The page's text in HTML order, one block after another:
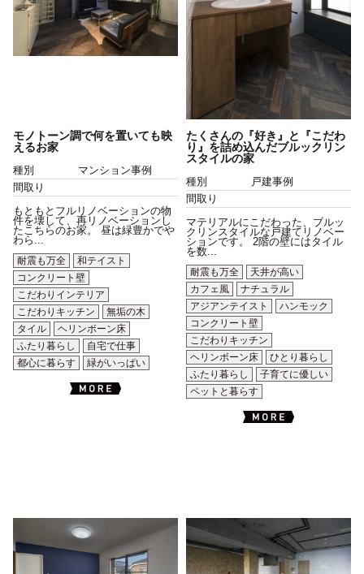
モノトーン調で何を置いても映
えるお家
種別
マンション事例
間取り
もともとフルリノベーションの物
件を壊して、再リノベーションし
たこちらのお家。 昼は緑豊かでや
わら...
耐震も万全
和テイスト
コンクリート壁
こだわりインテリア
こだわりキッチン
無垢の木
タイル
ヘリンボーン床
ふたり暮らし
自宅で仕事
都心に暮らす
緑がいっぱい
たくさんの『好き』と『こだわ
り』を詰め込んだブルックリン
スタイルの家
種別
戸建事例
間取り
マテリアルにこだわった、ブルッ
クリンスタイルな戸建てリノベー
ションです。 2階の壁にはタイル
を数...
耐震も万全
天井が高い
カフェ風
ナチュラル
アジアンテイスト
ハンモック
コンクリート壁
こだわりキッチン
ヘリンボーン床
ひとり暮らし
ふたり暮らし
子育てに優しい
ペットと暮らす